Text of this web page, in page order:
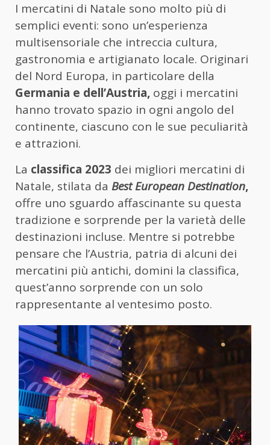
I mercatini di Natale sono molto più di
semplici eventi: sono un’esperienza
multisensoriale che intreccia cultura,
gastronomia e artigianato locale. Originari
del Nord Europa, in particolare della
Germania e dell’Austria, oggi i mercatini
hanno trovato spazio in ogni angolo del
continente, ciascuno con le sue peculiarità
e attrazioni.
La classifica 2023 dei migliori mercatini di
Natale, stilata da Best European Destination,
offre uno sguardo affascinante su questa
tradizione e sorprende per la varietà delle
destinazioni incluse. Mentre si potrebbe
pensare che l’Austria, patria di alcuni dei
mercatini più antichi, domini la classifica,
quest’anno sorprende con un solo
rappresentante al ventesimo posto.